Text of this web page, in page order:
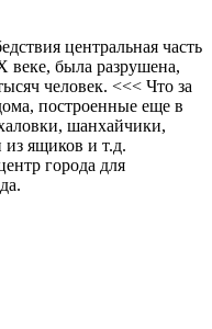
центральная часть
веке, была разрушена,
человек. <<< Что за
построенные еще в
шанхайчики,
из ящиков и т.д.
города для